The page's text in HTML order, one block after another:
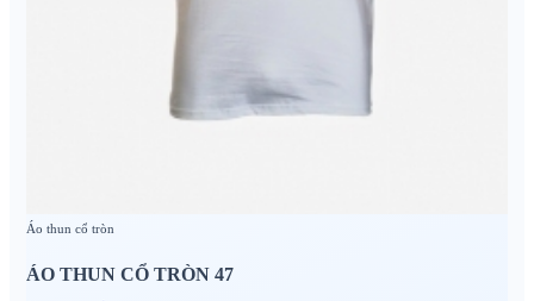
Áo thun cổ tròn
ÁO THUN CỔ TRÒN 47